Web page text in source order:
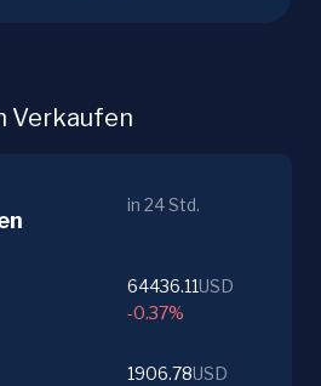
Verkaufen
in 24 Std.
64436.11USD
-0.37%
1906.78USD